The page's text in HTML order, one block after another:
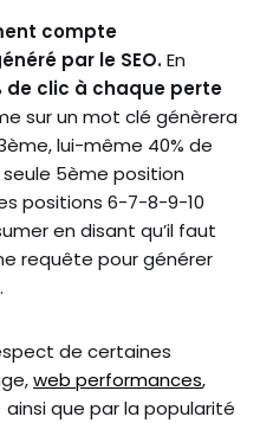
compte
par le SEO.En
de clic à chaque perte
sur un mot clé génèrera
lui-même 40% de
5ème position
positions 6-7-8-9-10
en disant qu’il faut
requête pour générer
de certaines
web performances,
ainsi que par la popularité